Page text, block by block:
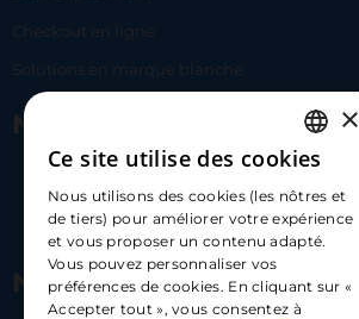
Checkout en ligne
Solutions en marque blanche
Nous contacter
hello@carloapp.com
Nous suivre
FRENCH
ENGLISH
SPANISH
×
Ce site utilise des cookies
Nous utilisons des cookies (les nôtres et
de tiers) pour améliorer votre expérience
et vous proposer un contenu adapté.
Vous pouvez personnaliser vos
préférences de cookies. En cliquant sur «
Accepter tout », vous consentez à